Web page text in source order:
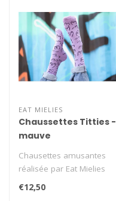
EAT MIELIES
Chaussettes Titties -
mauve
Chausettes amusantes
réalisée par Eat Mielies
Weird Illustration,
célébrant ..
€12,50